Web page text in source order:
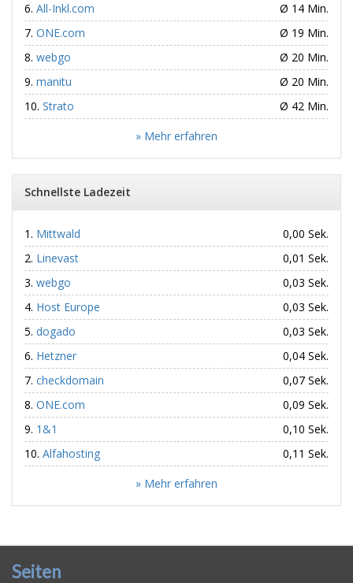
All-Inkl.com
Ø 14 Min.
ONE.com
Ø 19 Min.
webgo
Ø 20 Min.
manitu
Ø 20 Min.
Strato
Ø 42 Min.
» Mehr erfahren
Schnellste Ladezeit
Mittwald
0,00 Sek.
Linevast
0,01 Sek.
webgo
0,03 Sek.
Host Europe
0,03 Sek.
dogado
0,03 Sek.
Hetzner
0,04 Sek.
checkdomain
0,07 Sek.
ONE.com
0,09 Sek.
1&1
0,10 Sek.
Alfahosting
0,11 Sek.
» Mehr erfahren
Seiten